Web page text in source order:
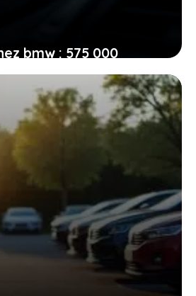
bmw : 575 000
par un problème
au démarreur, êtes-vous